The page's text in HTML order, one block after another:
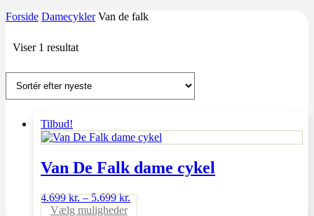
Forside Damecykler Van de falk
Viser 1 resultat
Tilbud!
Van De Falk dame cykel
4.699kr.–5.699kr.
Vælg muligheder